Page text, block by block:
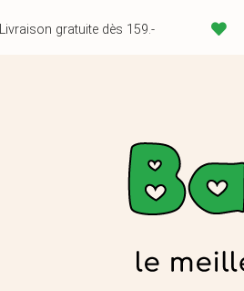
Livraison gratuite dès 159.-